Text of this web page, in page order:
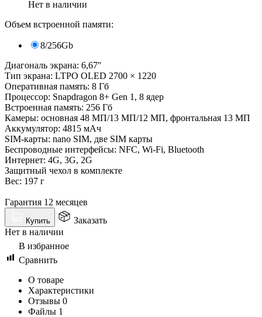
Нет в наличии
Объем встроенной памяти:
8/256Gb
Диагональ экрана: 6,67″
Тип экрана: LTPO OLED 2700 × 1220
Оперативная память: 8 Гб
Процессор: Snapdragon 8+ Gen 1, 8 ядер
Встроенная память: 256 Гб
Камеры: основная 48 МП/13 МП/12 МП, фронтальная 13 МП
Аккумулятор: 4815 мАч
SIM-карты: nano SIM, две SIM карты
Беспроводные интерфейсы: NFC, Wi-Fi, Bluetooth
Интернет: 4G, 3G, 2G
Защитный чехол в комплекте
Вес: 197 г
Гарантия 12 месяцев
Купить
Заказать
Нет в наличии
В избранное
Сравнить
О товаре
Характеристики
Отзывы 0
Файлы 1